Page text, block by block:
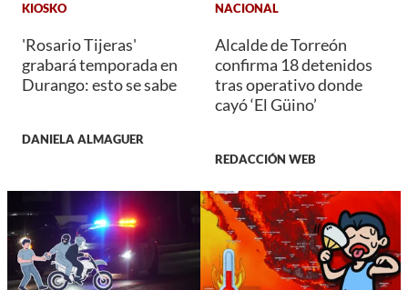
KIOSKO
'Rosario Tijeras'
grabará temporada en
Durango: esto se sabe
DANIELA ALMAGUER
NACIONAL
Alcalde de Torreón
confirma 18 detenidos
tras operativo donde
cayó ‘El Güino’
REDACCIÓN WEB